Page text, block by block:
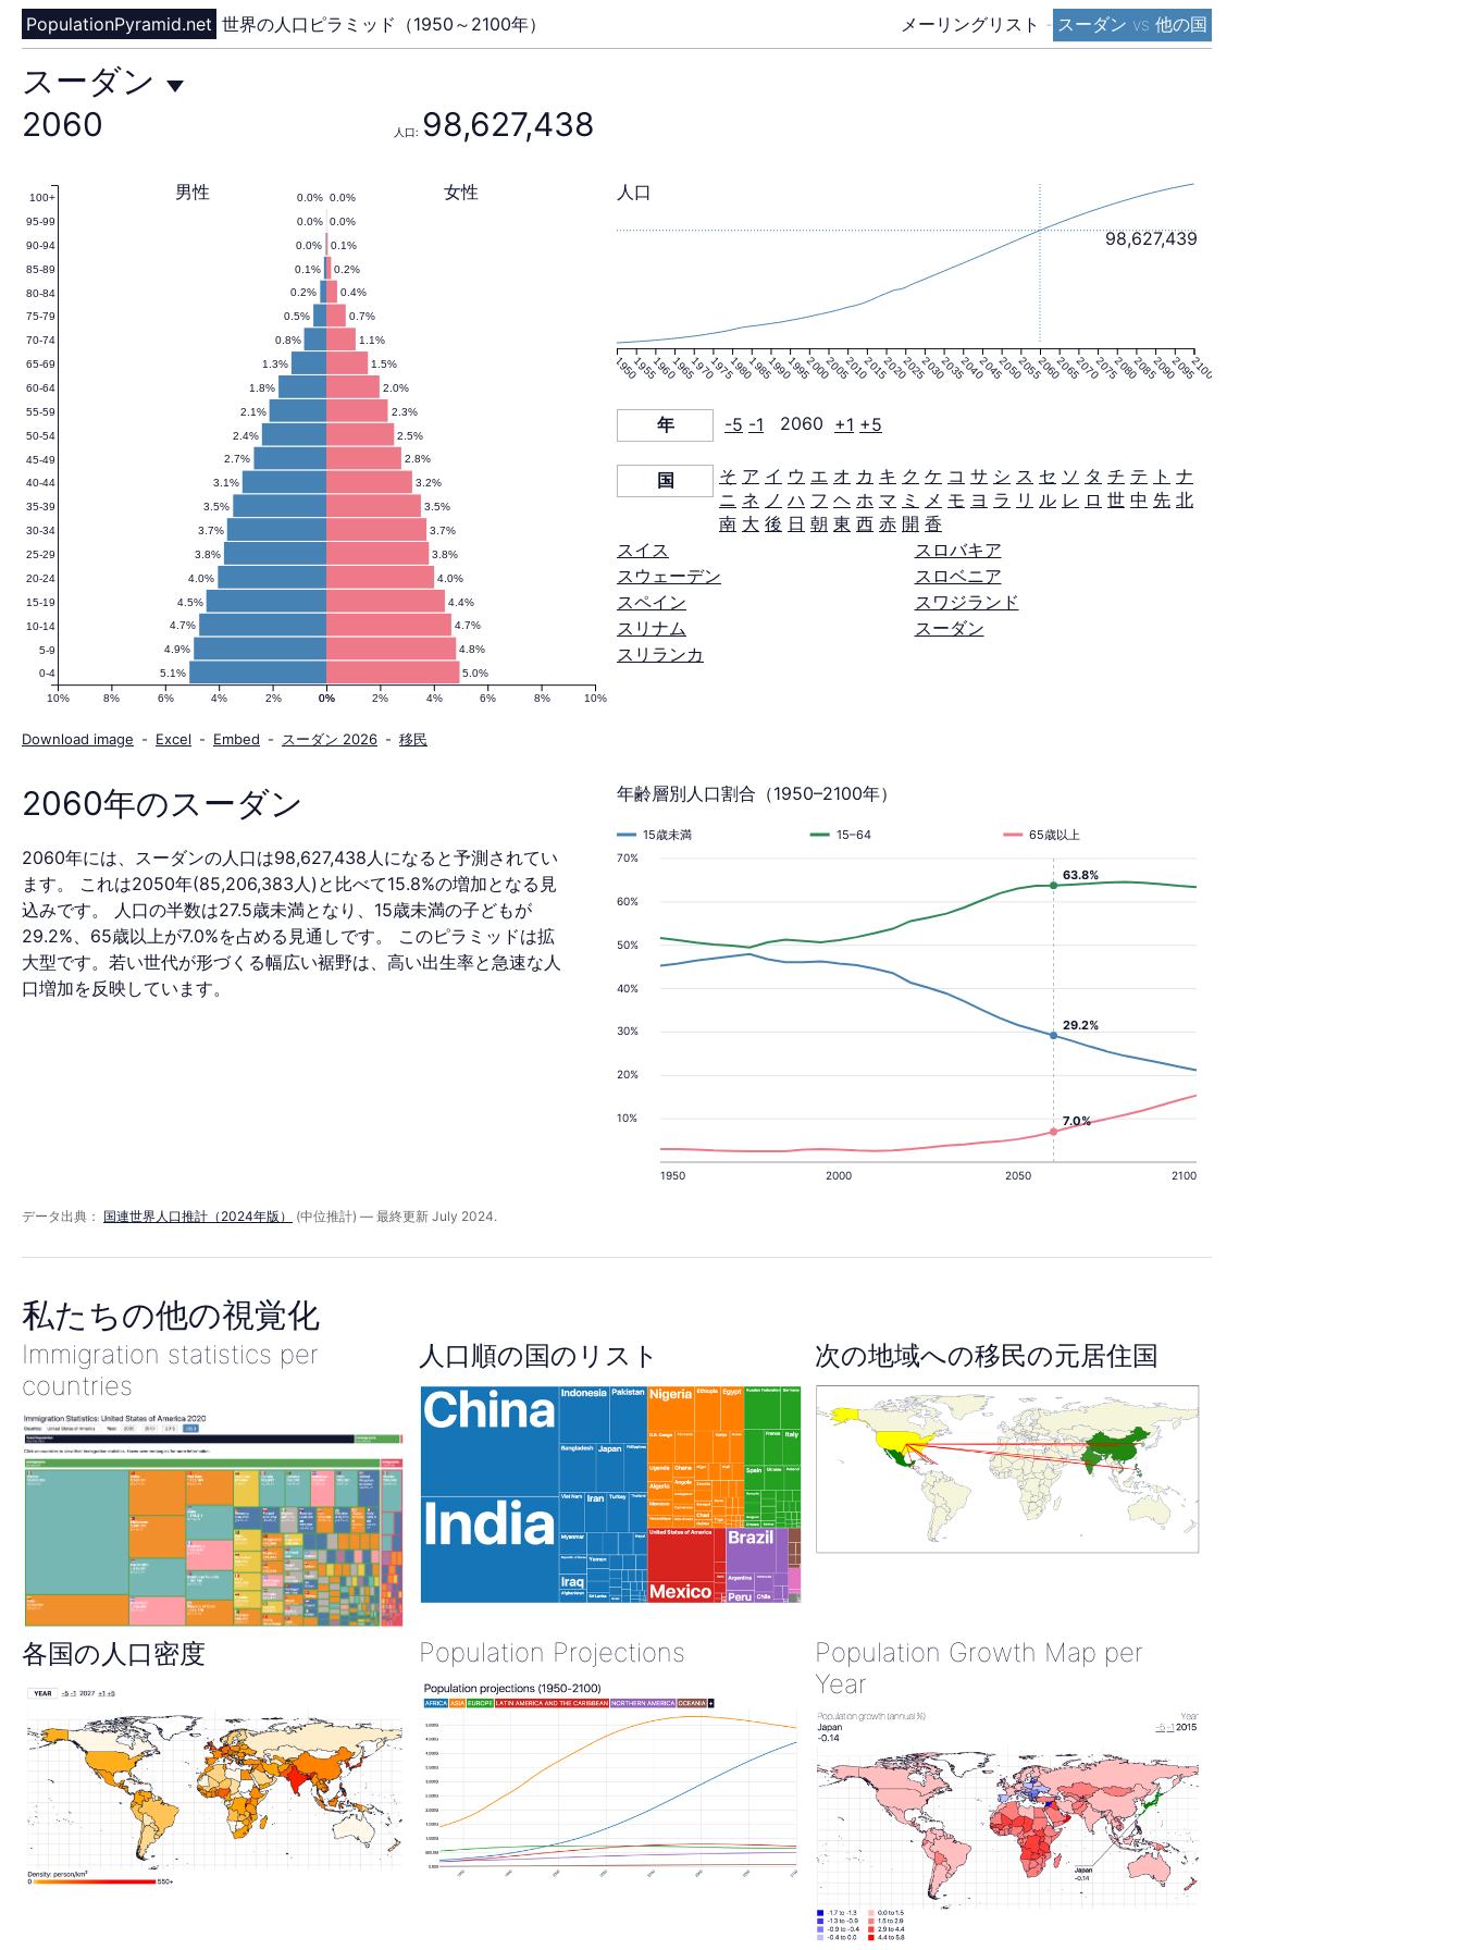
メーリングリスト - スーダン vs 他の国
PopulationPyramid.net 世界の人口ピラミッド（1950～2100年）
ス
ー
ダ
ン
の
人
口
ピ
ラ
ミ
ッ
年
スーダン
2060
人口: 98,627,438
5.0%
5.1%
4.8%
4.9%
4.7%
4.7%
4.4%
4.5%
4.0%
4.0%
3.8%
3.8%
3.7%
3.7%
3.5%
3.5%
3.2%
3.1%
2.8%
2.7%
2.5%
2.4%
2.3%
2.1%
2.0%
1.8%
1.5%
1.3%
1.1%
0.8%
0.7%
0.5%
0.4%
0.2%
0.2%
0.1%
0.1%
0.0%
0.0%
0.0%
0.0%
0.0% 女性
男性
0% 2% 4% 6% 8% 10%
10% 8% 6% 4% 2% 0%
0-4
5-9
10-14
15-19
20-24
25-29
30-34
35-39
40-44
45-49
50-54
55-59
60-64
65-69
70-74
75-79
80-84
85-89
90-94
95-99
100+
Download image - Excel - Embed - スーダン 2026 - 移民
1950195519601965197019751980198519901995200020052010201520202025203020352040204520502055206020652070207520802085209020952100
98,627,439
人口
年 -5 -1 2060 +1 +5
国 そ ア イ ウ エ オ カ キ ク ケ コ サ シ ス セ ソ タ チ テ ト ナ
ニ ネ ノ ハ フ ヘ ホ マ ミ メ モ ヨ ラ リ ル レ ロ 世 中 先 北
南 大 後 日 朝 東 西 赤 開 香
スイス
スウェーデン
スペイン
スリナム
スリランカ
スロバキア
スロベニア
スワジランド
スーダン
2060年のスーダン
2060年には、スーダンの人口は98,627,438人になると予測されてい
ます。 これは2050年(85,206,383人)と比べて15.8%の増加となる見
込みです。 人口の半数は27.5歳未満となり、15歳未満の子どもが
29.2%、65歳以上が7.0%を占める見通しです。 このピラミッドは拡
大型です。若い世代が形づくる幅広い裾野は、高い出生率と急速な人
口増加を反映しています。
年齢層別人口割合（1950–2100年）
10%
20%
30%
40%
50%
60%
70%
1950 2000 2050 2100
15歳未満 15–64 65歳以上
29.2%
7.0%
63.8%
データ出典： 国連世界人口推計（2024年版） (中位推計) — 最終更新 July 2024.
私たちの他の視覚化
Immigration statistics per
countries
人口順の国のリスト 次の地域への移民の元居住国
各国の人口密度 Population Projections
Population Growth Map per
Year